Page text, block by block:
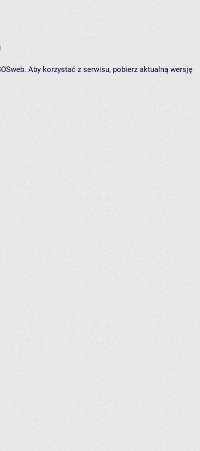
Aby korzystać z serwisu, pobierz aktualną wersję